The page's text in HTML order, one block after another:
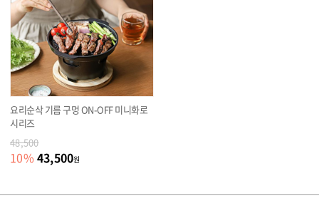
요리순삭 기름 구멍 ON-OFF 미니화로
시리즈
48,500
10% 43,500원